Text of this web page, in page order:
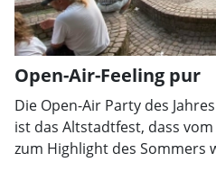
Open-Air-Feeling pur
Die Open-Air Party des
ist das Altstadtfest, dass
zum Highlight des Sommers